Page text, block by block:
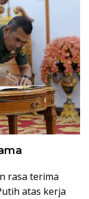
rasa terima
atas kerja